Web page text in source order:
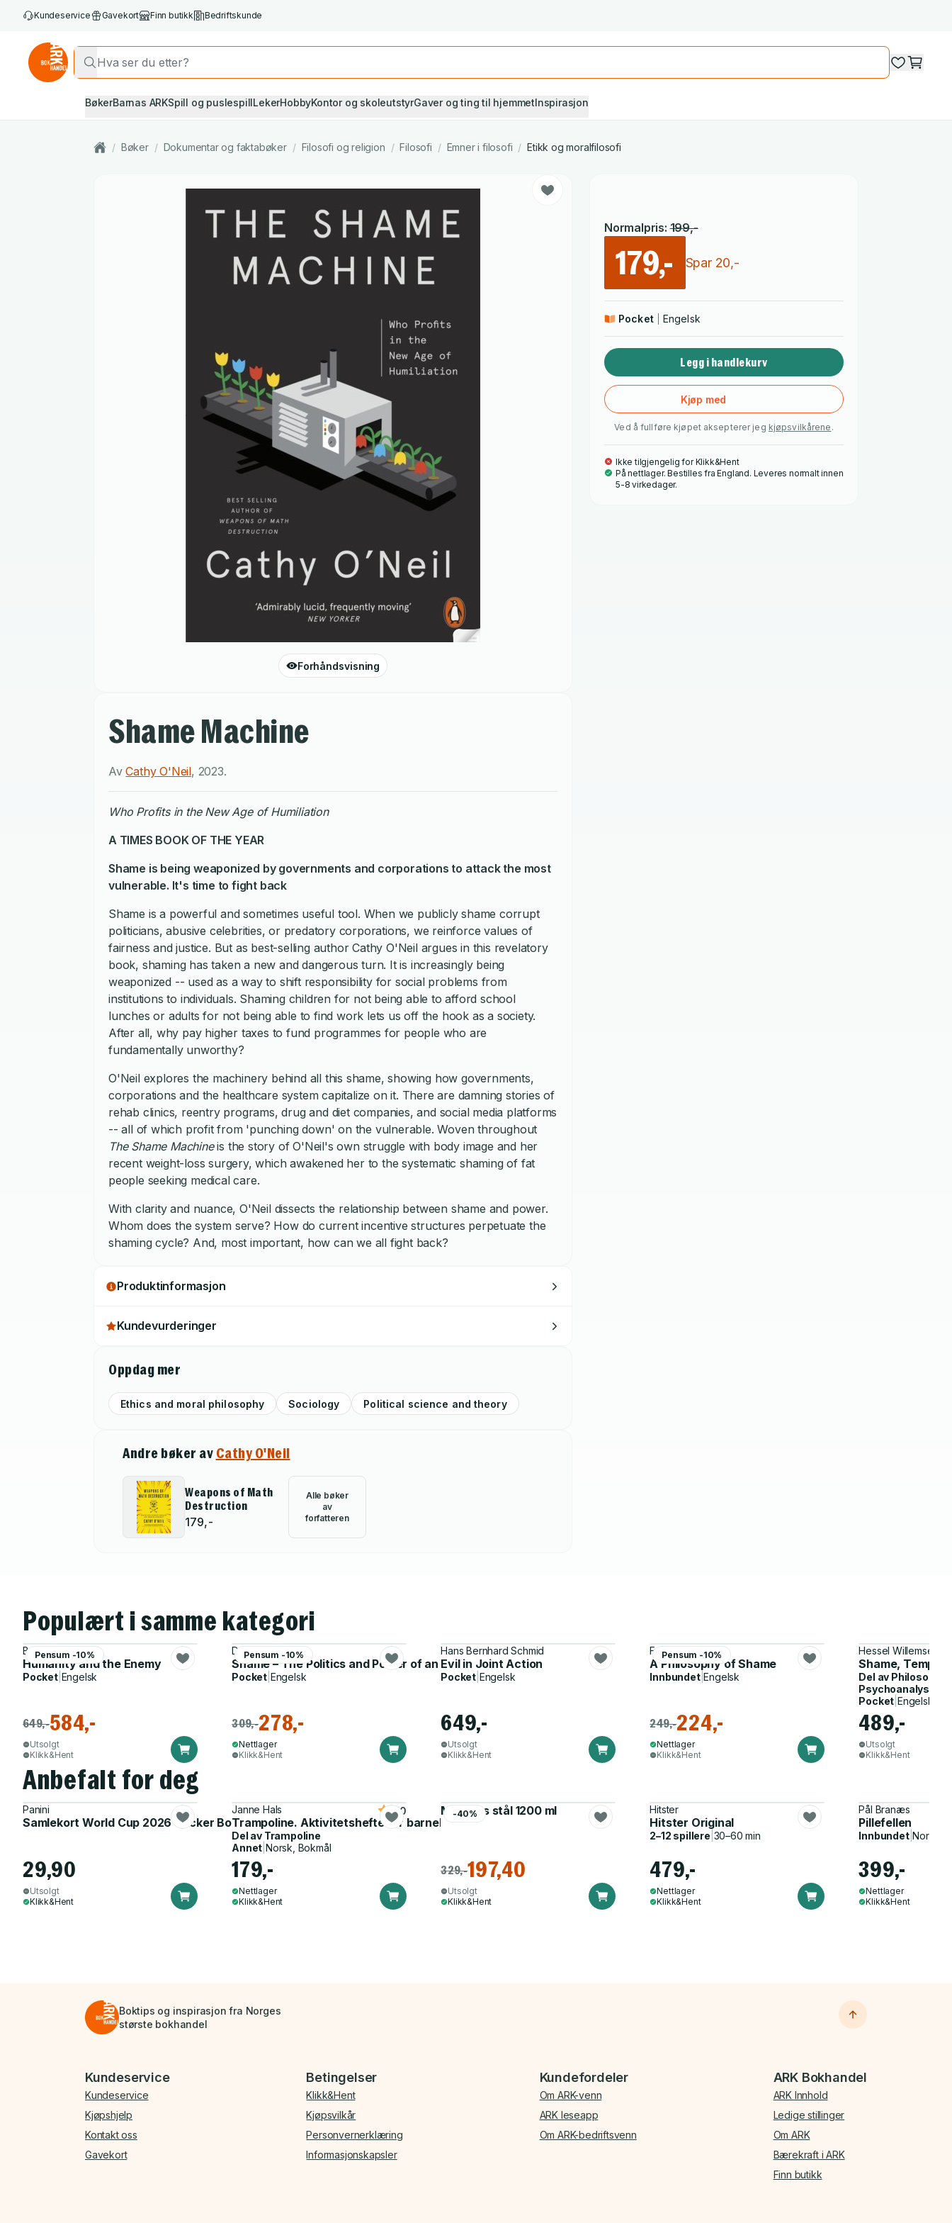
Kundeservice Gavekort Finn butikk Bedriftskunde
BøkerBarnas ARKSpill og puslespillLekerHobbyKontor og skoleutstyrGaver og ting til hjemmetInspirasjon
/ Bøker / Dokumentar og faktabøker / Filosofi og religion / Filosofi / Emner i filosofi / Etikk og moralfilosofi
Forhåndsvisning
Shame Machine
AvCathy O'Neil, 2023.
Who Profits in the New Age of Humiliation
A TIMES BOOK OF THE YEAR
Shame is being weaponized by governments and corporations to attack the most
vulnerable. It's time to fight back
Shame is a powerful and sometimes useful tool. When we publicly shame corrupt
politicians, abusive celebrities, or predatory corporations, we reinforce values of
fairness and justice. But as best-selling author Cathy O'Neil argues in this revelatory
book, shaming has taken a new and dangerous turn. It is increasingly being
weaponized -- used as a way to shift responsibility for social problems from
institutions to individuals. Shaming children for not being able to afford school
lunches or adults for not being able to find work lets us off the hook as a society.
After all, why pay higher taxes to fund programmes for people who are
fundamentally unworthy?
O'Neil explores the machinery behind all this shame, showing how governments,
corporations and the healthcare system capitalize on it. There are damning stories of
rehab clinics, reentry programs, drug and diet companies, and social media platforms
-- all of which profit from 'punching down' on the vulnerable. Woven throughout
The Shame Machineis the story of O'Neil's own struggle with body image and her
recent weight-loss surgery, which awakened her to the systematic shaming of fat
people seeking medical care.
With clarity and nuance, O'Neil dissects the relationship between shame and power.
Whom does the system serve? How do current incentive structures perpetuate the
shaming cycle? And, most important, how can we all fight back?
Produktinformasjon
Kundevurderinger
Oppdag mer
Ethics and moral philosophy Sociology Political science and theory
Andre bøker av Cathy O'Neil
Weapons of Math
Destruction
179,-
Alle bøker
av
forfatteren
Normalpris: 199,-
179,- Spar 20,-
Pocket Engelsk
Legg i handlekurv
Kjøp med
Ved å fullføre kjøpet aksepterer jeg kjøpsvilkårene .
Ikke tilgjengelig for Klikk&Hent
På nettlager. Bestilles fra England. Leveres normalt innen
5-8 virkedager.
Populært i samme kategori
Pensum -10%
B. Gulli
Humanity and the Enemy
Pocket| Engelsk
649,-584,-
Utsolgt
Klikk&Hent
Pensum -10%
David Keen
Shame – The Politics and Power of an Emotion
Pocket| Engelsk
309,-278,-
Nettlager
Klikk&Hent
Hans Bernhard Schmid
Evil in Joint Action
Pocket Engelsk
649,-
Utsolgt
Klikk&Hent
Pensum -10%
Frédéric Gros
A Philosophy of Shame
Innbundet|Engelsk
249,-224,-
Nettlager
Klikk&Hent
Hessel Willemsen,
Shame,
Del av Philosophy
Psychoanalysis
Pocket |Engelsk
489,-
Utsolgt
Klikk&Hent
Anbefalt for deg
Panini
Samlekort World Cup 2026 Sticker Booster
29,90
Utsolgt
Klikk&Hent
Janne Hals
Trampoline. Aktivitetshefte for barnehagen
5.0
Del av Trampoline
Annet Norsk, Bokmål
179,-
Nettlager
Klikk&Hent
-40%
Matboks stål 1200 ml
329,-197,40
Utsolgt
Klikk&Hent
Hitster
Hitster Original
2–12 spillere 30–60 min
479,-
Nettlager
Klikk&Hent
Pål Branæs
Pillefellen
Innbundet|Norsk,
399,-
Nettlager
Klikk&Hent
Boktips og inspirasjon fra Norges
største bokhandel
Bunnmeny
Kundeservice
Kundeservice
Kjøpshjelp
Kontakt oss
Gavekort
Betingelser
Klikk&Hent
Kjøpsvilkår
Personvernerklæring
Informasjonskapsler
Kundefordeler
Om ARK-venn
ARK leseapp
Om ARK-bedriftsvenn
ARK Bokhandel
ARK Innhold
Ledige stillinger
Om ARK
Bærekraft i ARK
Finn butikk